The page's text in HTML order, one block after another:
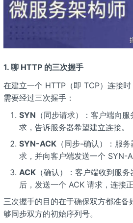
1. 聊 HTTP 的三次握手
在建立一个 HTTP（即 TCP）连接
需要经过三次握手：
SYN （同步请求）：客户端向
求，告诉服务器希望建立连接。
SYN-ACK（同步-确认）：服
求，并向客户端发送一个 SYN-
ACK（确认）：客户端收到服
后，发送一个 ACK 请求，连接正
三次握手的目的在于确保双方都准备
够同步双方的初始序列号。